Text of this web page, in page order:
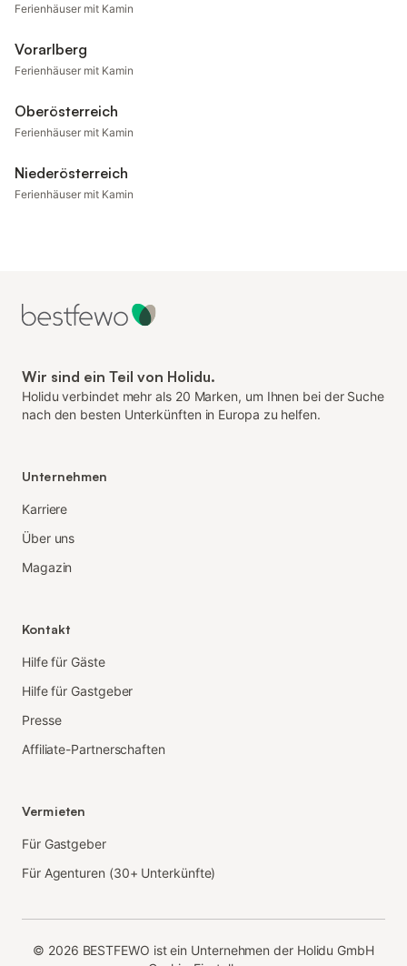
Ferienhäuser mit Kamin
Vorarlberg
Ferienhäuser mit Kamin
Oberösterreich
Ferienhäuser mit Kamin
Niederösterreich
Ferienhäuser mit Kamin
Wir sind ein Teil von Holidu.
Holidu verbindet mehr als 20 Marken, um Ihnen bei der Suche
nach den besten Unterkünften in Europa zu helfen.
Unternehmen
Karriere
Über uns
Magazin
Kontakt
Hilfe für Gäste
Hilfe für Gastgeber
Presse
Affiliate-Partnerschaften
Vermieten
Für Gastgeber
Für Agenturen (30+ Unterkünfte)
© 2026 BESTFEWO ist ein Unternehmen der Holidu GmbH